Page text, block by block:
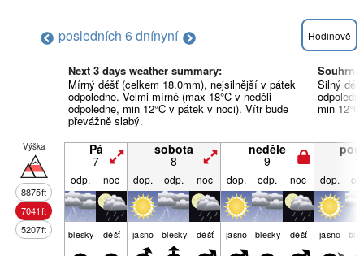
posledních 6 dnínyní Hodinově
Next 3 days weather summary:
Mírný déšť (celkem 18.0mm), nejsilnější v pátek
odpoledne. Velmi mírné (max 18°C v neděli
odpoledne, min 12°C v pátek v noci). Vítr bude
převážně slabý.
Souhrn
Silný
min
Výška
8875ft
7041ft
5207ft
Pá
7
sobota
8
neděle
9
odp. noc dop. odp. noc dop. odp. noc dop.
blesky déšť jasno blesky déšť jasno blesky déšť jasno